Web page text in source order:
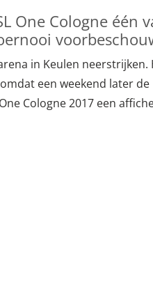
One Cologne één
arena in Keulen neerstrijken.
een weekend later de
Cologne 2017 een